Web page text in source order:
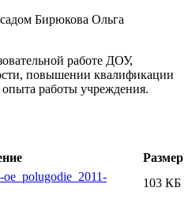
Бирюкова Ольга
работе ДОУ,
повышении квалификации
опыта работы учреждения.
Размер
103 КБ